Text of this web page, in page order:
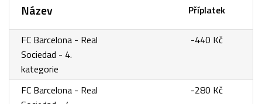
Název Příplatek
FC Barcelona - Real
Sociedad - 4.
kategorie
-440 Kč
FC Barcelona - Real
-280 Kč